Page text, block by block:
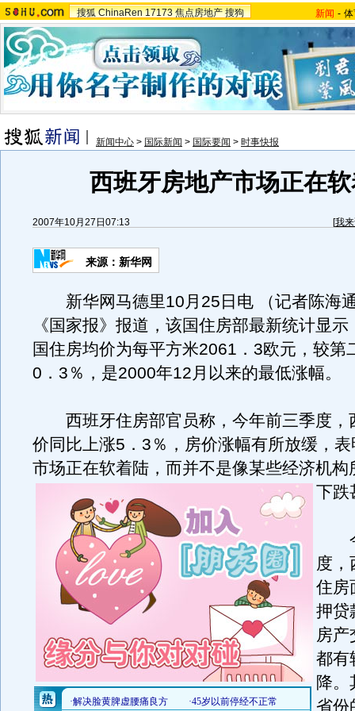
搜狐 ChinaRen 17173 焦点房地产 搜狗 新闻 -
新闻中心 > 国际新闻 > 国际要闻 > 时事快报
西班牙房地产市场正在
2007年10月27日07:13 [我
来源：新华网
新华网马德里10月25日电 （记者陈海
《国家报》报道，该国住房部最新统计显
国住房均价为每平方米2061．3欧元，较第
0．3％，是2000年12月以来的最低涨幅。
西班牙住房部官员称，今年前三季度，
价同比上涨5．3％，房价涨幅有所放缓，
市场正在软着陆，而并不是像某些经济机构
下跌
今
度，
住房
押贷
房产
都有
降。
省份